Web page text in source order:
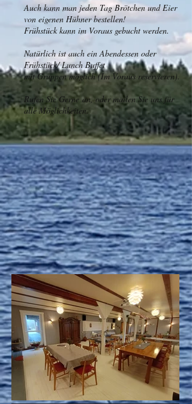
Auch kann man jeden Tag Brötchen und Eier
von eigenen Hühner bestellen!
Frühstück kann im Voraus gebucht werden.
Natürlich ist auch ein Abendessen oder
Frühstück/ Lunch Buffet
mit Gruppen möglich (Im Voraus reservieren).
Rufen Sie Gerne an, oder mailen Sie uns für
alle Möglichkeiten.